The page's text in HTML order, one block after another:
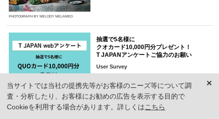
PHOTOGRAPH BY MELODY MELAMED
抽選で5名様に
クオカード10,000円分プレゼント！
T JAPANアンケートご協力のお願い
User Survey
ブラッシング、白髪リタッチetc...
当サイトでは当社の提携先等がお客様のニーズ等について調
査・分析したり、お客様にお勧めの広告を表示する目的で
Cookieを利用する場合があります。詳しくはこちら